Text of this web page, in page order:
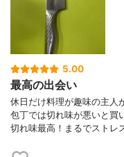
5.00
最高の出会い
休日だけ料理が趣味の主人
包丁では切れ味が悪いと買
切れ味最高！まるでストレ